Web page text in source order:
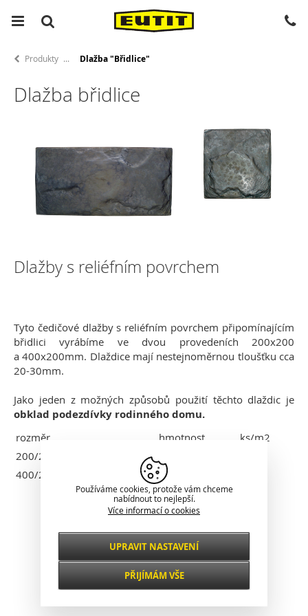
Produkty Dlažba "Břidlice"
Dlažba břidlice
Dlažby s reliéfním povrchem
Tyto čedičové dlažby s reliéfním povrchem připomínajícím
břidlici vyrábíme ve dvou provedeních 200x200
a 400x200mm. Dlaždice mají nestejnoměrnou tloušťku cca
20-30mm.
Jako jeden z možných způsobů použití těchto dlaždic je
obklad podezdívky rodinného domu.
rozměr hmotnost
ks/m2
200/200/20-30 H
400/200/20-30 H
4,80 kg
Klasické zobrazení
Používáme cookies, protože vám chceme
nabídnout to nejlepší.
Více informací o cookies
Nezbytné
VŽDY AKTIVNÍ
Funkční a
UPRAVIT NASTAVENÍ
PŘIJÍMÁM VŠE